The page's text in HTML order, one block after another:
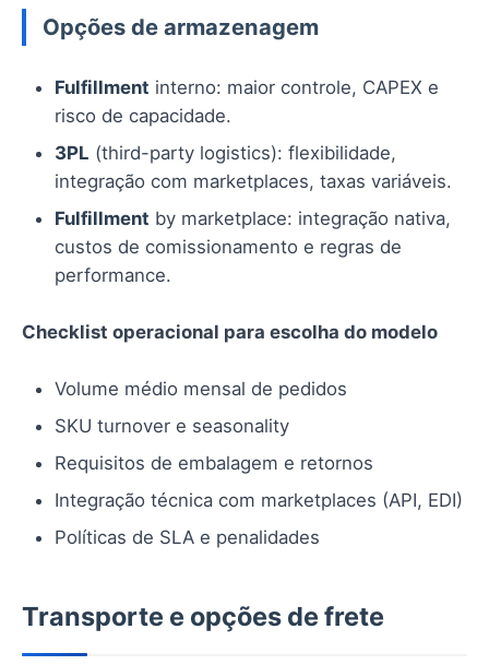
Opções de armazenagem
Fulfillment interno: maior controle, CAPEX e
risco de capacidade.
3PL (third-party logistics): flexibilidade,
integração com marketplaces, taxas variáveis.
Fulfillment by marketplace: integração nativa,
custos de comissionamento e regras de
performance.
Checklist operacional para escolha do modelo
Volume médio mensal de pedidos
SKU turnover e seasonality
Requisitos de embalagem e retornos
Integração técnica com marketplaces (API, EDI)
Políticas de SLA e penalidades
Transporte e opções de frete